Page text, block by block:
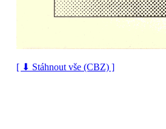
[ ⬇ Stáhnout vše (CBZ) ]